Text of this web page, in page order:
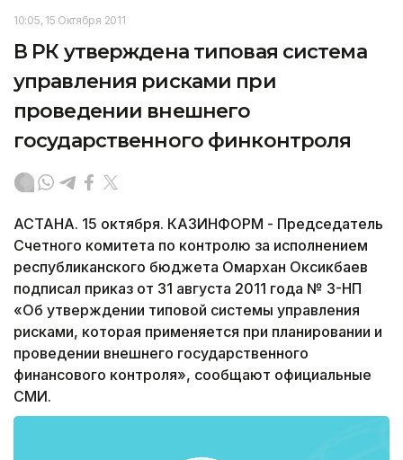
10:05, 15 Октября 2011
В РК утверждена типовая система
управления рисками при
проведении внешнего
государственного финконтроля
АСТАНА. 15 октября. КАЗИНФОРМ - Председатель
Счетного комитета по контролю за исполнением
республиканского бюджета Омархан Оксикбаев
подписал приказ от 31 августа 2011 года № 3-НП
«Об утверждении типовой системы управления
рисками, которая применяется при планировании и
проведении внешнего государственного
финансового контроля», сообщают официальные
СМИ.